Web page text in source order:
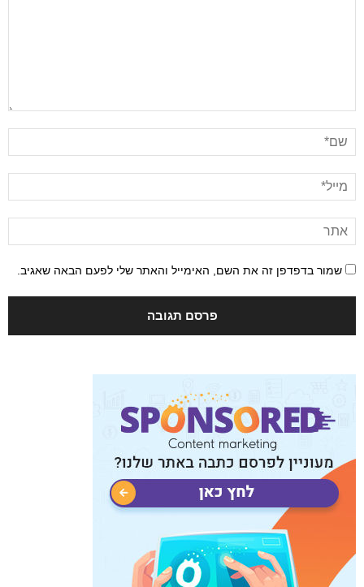
שמור בדפדפן זה את השם, האימייל והאתר שלי לפעם הבאה שאגיב.